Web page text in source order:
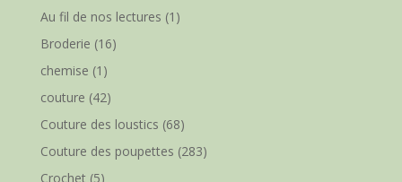
Au fil de nos lectures (1)
Broderie (16)
chemise (1)
couture (42)
Couture des loustics (68)
Couture des poupettes (283)
Crochet(5)